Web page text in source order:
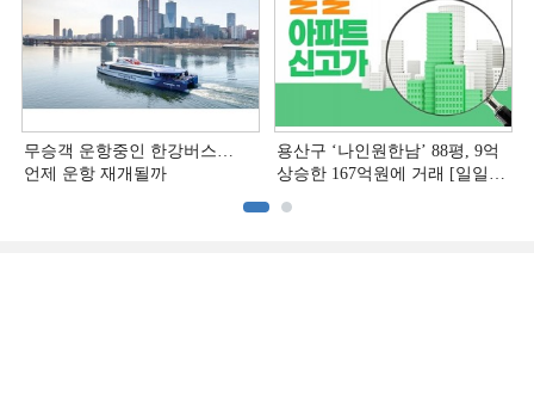
무승객 운항중인 한강버스…
언제 운항 재개될까
용산구 ‘나인원한남’ 88평, 9억
상승한 167억원에 거래 [일일